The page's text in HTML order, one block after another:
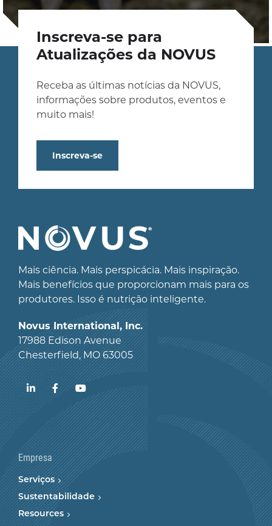
Inscreva-se para
Atualizações da NOVUS
Receba as últimas notícias da NOVUS,
informações sobre produtos, eventos e
muito mais!
Inscreva-se
Mais ciência. Mais perspicácia. Mais inspiração.
Mais benefícios que proporcionam mais para os
produtores. Isso é nutrição inteligente.
Novus International, Inc.
17988 Edison Avenue
Chesterfield, MO 63005
LinkedInFacebookYouTube
Empresa
Serviços
Sustentabilidade
Resources